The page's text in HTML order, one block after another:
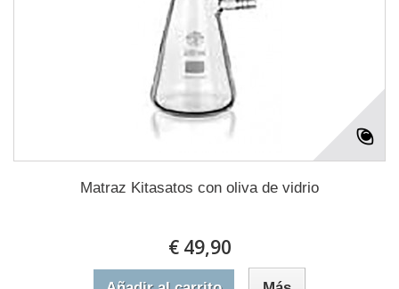
Matraz Kitasatos con oliva de vidrio
€ 49,90